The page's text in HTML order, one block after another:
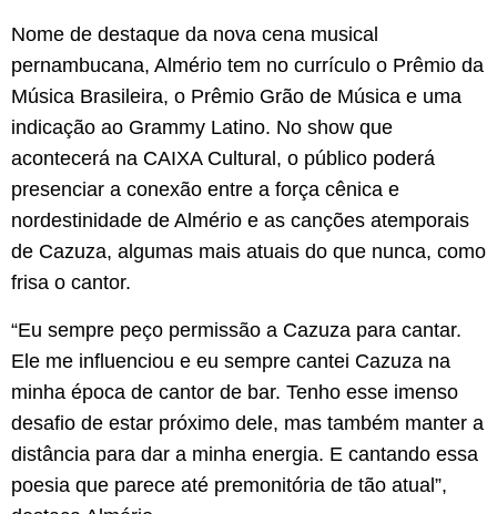
Nome de destaque da nova cena musical
pernambucana, Almério tem no currículo o Prêmio da
Música Brasileira, o Prêmio Grão de Música e uma
indicação ao Grammy Latino. No show que
acontecerá na CAIXA Cultural, o público poderá
presenciar a conexão entre a força cênica e
nordestinidade de Almério e as canções atemporais
de Cazuza, algumas mais atuais do que nunca, como
frisa o cantor.
“Eu sempre peço permissão a Cazuza para cantar.
Ele me influenciou e eu sempre cantei Cazuza na
minha época de cantor de bar. Tenho esse imenso
desafio de estar próximo dele, mas também manter a
distância para dar a minha energia. E cantando essa
poesia que parece até premonitória de tão atual”,